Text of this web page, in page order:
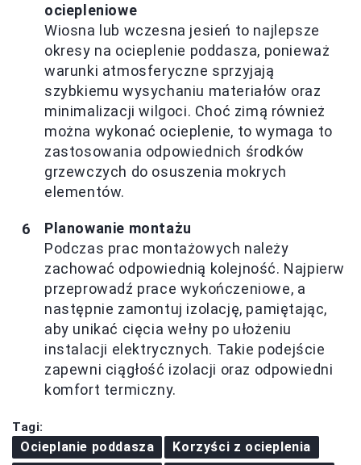
ociepleniowe
Wiosna lub wczesna jesień to najlepsze
okresy na ocieplenie poddasza, ponieważ
warunki atmosferyczne sprzyjają
szybkiemu wysychaniu materiałów oraz
minimalizacji wilgoci. Choć zimą również
można wykonać ocieplenie, to wymaga to
zastosowania odpowiednich środków
grzewczych do osuszenia mokrych
elementów.
Planowanie montażu
Podczas prac montażowych należy
zachować odpowiednią kolejność. Najpierw
przeprowadź prace wykończeniowe, a
następnie zamontuj izolację, pamiętając,
aby unikać cięcia wełny po ułożeniu
instalacji elektrycznych. Takie podejście
zapewni ciągłość izolacji oraz odpowiedni
komfort termiczny.
Tagi:
Ocieplanie poddasza
Korzyści z ocieplenia